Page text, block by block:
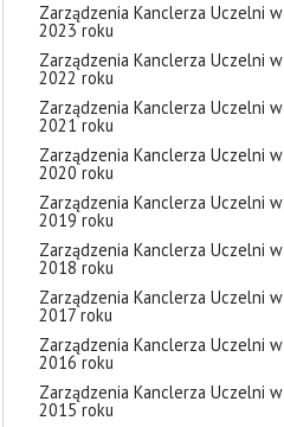
Zarządzenia Kanclerza Uczelni w
2023 roku
Zarządzenia Kanclerza Uczelni w
2022 roku
Zarządzenia Kanclerza Uczelni w
2021 roku
Zarządzenia Kanclerza Uczelni w
2020 roku
Zarządzenia Kanclerza Uczelni w
2019 roku
Zarządzenia Kanclerza Uczelni w
2018 roku
Zarządzenia Kanclerza Uczelni w
2017 roku
Zarządzenia Kanclerza Uczelni w
2016 roku
Zarządzenia Kanclerza Uczelni w
2015 roku